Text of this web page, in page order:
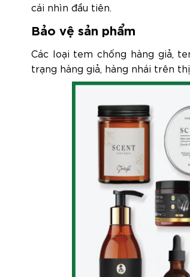
cái nhìn đầu tiên.
Bảo vệ sản phẩm
Các loại tem chống hàng giả,
trạng hàng giả, hàng nhái trên